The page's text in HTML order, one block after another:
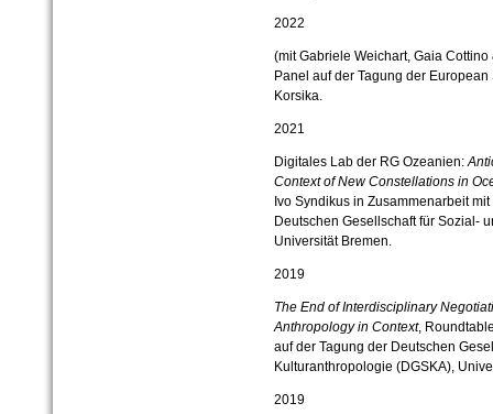
2022
(mit Gabriele Weichart, Gaia
Panel auf der Tagung der
Korsika.
2021
Digitales Lab der RG Ozeanien:
Context of New Constellations in
Ivo Syndikus in Zusammenarbeit
Deutschen Gesellschaft für Sozial-
Universität Bremen.
2019
The End of Interdisciplinary
Anthropology in Context,
auf der Tagung der Deutschen
Kulturanthropologie (DGSKA),
2019